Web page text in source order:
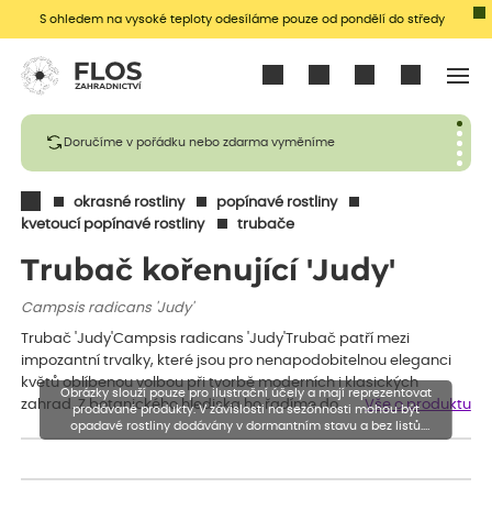
S ohledem na vysoké teploty odesíláme pouze od pondělí do středy
Doručíme v pořádku nebo zdarma vyměníme
okrasné rostliny
popínavé rostliny
kvetoucí popínavé rostliny
trubače
Trubač kořenující 'Judy'
Campsis radicans 'Judy'
Trubač 'Judy'Campsis radicans 'Judy'Trubač patří mezi
impozantní trvalky, které jsou pro nenapodobitelnou eleganci
květů oblíbenou volbou při tvorbě moderních i klasických
zahrad. Z botanického hlediska ho řadíme do…
Vše o produktu
Obrázky slouží pouze pro ilustrační účely a mají reprezentovat
prodávané produkty. V závislosti na sezónnosti mohou být
opadavé rostliny dodávány v dormantním stavu a bez listů.
Rostliny mohou být také sestřiženy níže, než je uvedená výška,